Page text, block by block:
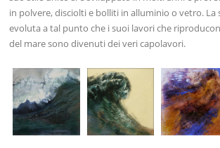
in polvere, disciolti e bolliti in alluminio o vetro. La
evoluta a tal punto che i suoi lavori che
del mare sono divenuti dei veri capolavori.